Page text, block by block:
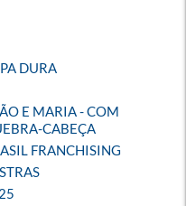
DURA
E MARIA - COM
CABEÇA
FRANCHISING